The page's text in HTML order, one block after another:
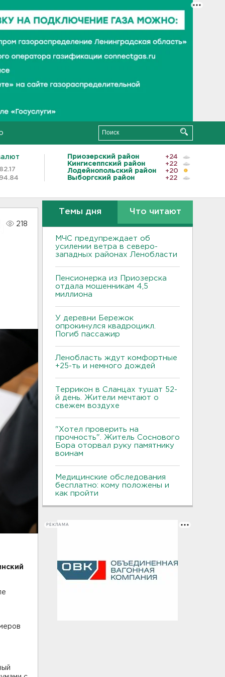
82.17
94.84
Приозерский район
+24
Кингисеппский район
+22
Лодейнопольский район
+20
Выборгский район
+22
218
Темы дня Что читают
МЧС предупреждает об
усилении ветра в северо-
западных районах Ленобласти
Пенсионерка из Приозерска
отдала мошенникам 4,5
миллиона
У деревни Бережок
опрокинулся квадроцикл.
Погиб пассажир
Ленобласть ждут комфортные
+25-ть и немного дождей
Террикон в Сланцах тушат 52-
й день. Жители мечтают о
свежем воздухе
"Хотел проверить на
прочность". Житель Соснового
Бора оторвал руку памятнику
воинам
Медицинские обследования
бесплатно: кому положены и
как пройти
РЕКЛАМА